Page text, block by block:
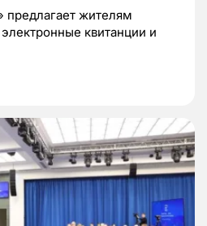
предлагает жителям
квитанции и